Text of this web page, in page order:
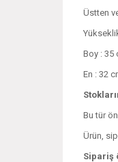
Üstten
Boy : 35
En : 32
Bu tür
Ürün,
Sipariş